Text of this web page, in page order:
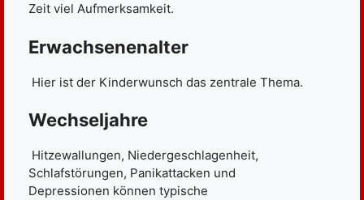
Zeit viel Aufmerksamkeit.
Erwachsenenalter
Hier ist der Kinderwunsch das zentrale Thema.
Wechseljahre
Hitzewallungen, Niedergeschlagenheit,
Schlafstörungen, Panikattacken und
Depressionen können typische